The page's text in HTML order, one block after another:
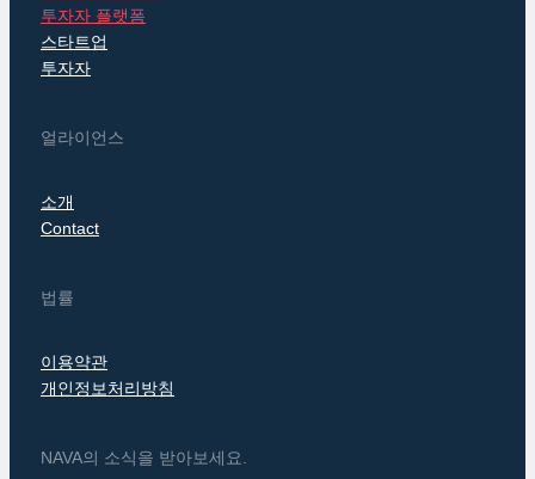
투자자 플랫폼
스타트업
투자자
얼라이언스
소개
Contact
법률
이용약관
개인정보처리방침
NAVA의 소식을 받아보세요.